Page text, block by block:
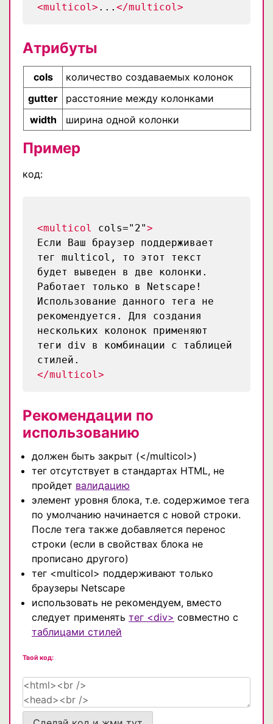
<multicol> ... </multicol>
Атрибуты
cols
количество создаваемых колонок
gutter
расстояние между колонками
width
ширина одной колонки
Пример
код:
<multicol cols="2">
Если Ваш браузер поддерживает
тег multicol, то этот текст
будет выведен в две колонки.
Работает только в Netscape!
Использование данного тега не
рекомендуется. Для создания
нескольких колонок применяют
теги div в комбинации с таблицей
стилей.
</multicol>
Рекомендации по
использованию
должен быть закрыт (</multicol>)
тег отсутствует в стандартах HTML, не
пройдет валидацию
элемент уровня блока, т.е. содержимое тега
по умолчанию начинается с новой строки.
После тега также добавляется перенос
строки (если в свойствах блока не
прописано другого)
тег <multicol> поддерживают только
браузеры Netscape
использовать не рекомендуем, вместо
следует применять тег <div> совместно с
таблицами стилей
Твой код: